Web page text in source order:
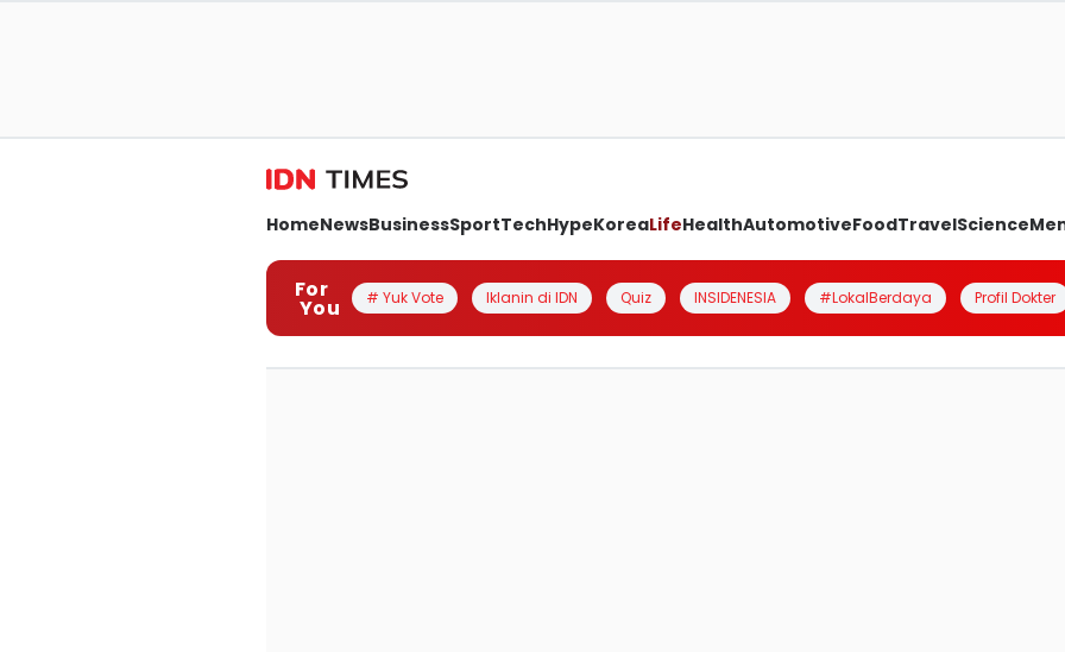
HomeNewsBusinessSportTechHypeKoreaLifeHealthAutomotiveFoodTravelScience
For
You # Yuk Vote Iklanin di IDN Quiz INSIDENESIA #LokalBerdaya Profil Dokter